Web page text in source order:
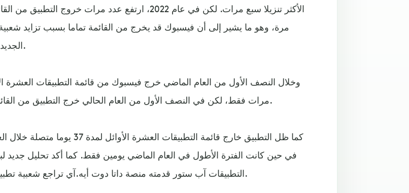
مرة، وهو ما يشير إلى أن فيسبوك قد يخرج من القائمة تماما بسبب تزايد
الجديدة المنافسة.
وخلال النصف الأول من العام الماضي خرج فيسبوك من قائمة التطبيقات العشرة
مرات فقط، لكن في النصف الأول من العام الحالي خرج التطبيق من القائمة 59 مرة.
كما ظل التطبيق خارج قائمة التطبيقات العشرة الأوائل
في حين كانت الفترة الأطول في العام الماضي يومين فقط. كما أكد تحليل جديد
التطبيقات آب ستور قدمته منصة داتا دوت أيه.آي تراجع شعبية تطبيق فيسبوك.